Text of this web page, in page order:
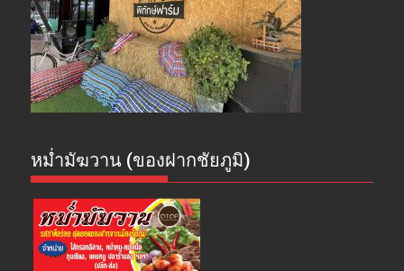
หม่ำมัฆวาน (ของฝากชัยภูมิ)